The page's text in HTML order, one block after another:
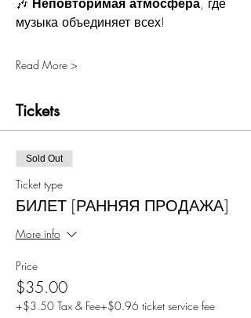
музыка объединяет всех!
Read More >
Tickets
Sold Out
Ticket type
БИЛЕТ [РАННЯЯ ПРОДАЖА]
More info
Price
$35.00
+$3.50 Tax & Fee+$0.96 ticket service fee